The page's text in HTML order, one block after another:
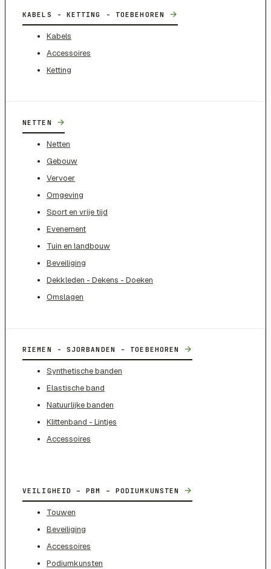
KABELS - KETTING - TOEBEHOREN →
Kabels
Accessoires
Ketting
NETTEN →
Netten
Gebouw
Vervoer
Omgeving
Sport en vrije tijd
Evenement
Tuin en landbouw
Beveiliging
Dekkleden - Dekens - Doeken
Omslagen
RIEMEN - SJORBANDEN - TOEBEHOREN →
Synthetische banden
Elastische band
Natuurlijke banden
Klittenband - Lintjes
Accessoires
VEILIGHEID – PBM – PODIUMKUNSTEN →
Touwen
Beveiliging
Accessoires
Podiumkunsten